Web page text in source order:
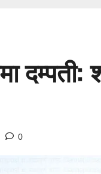
दम्पती:
0